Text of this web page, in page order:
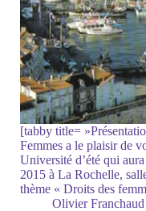
[tabby title=
Femmes a le plaisir de
Université d’été qui
2015 à La Rochelle,
thème « Droits des
Olivier Franchaud